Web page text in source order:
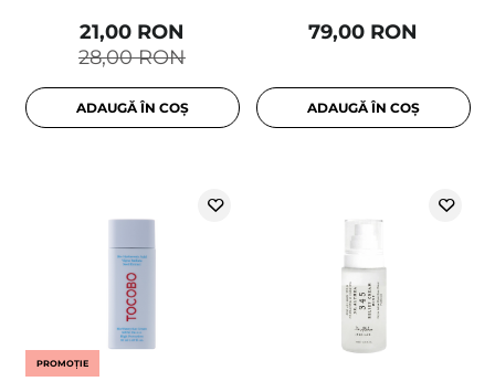
28,00 RON
21,00 RON
ADAUGĂ ÎN COȘ
79,00 RON
ADAUGĂ ÎN COȘ
PROMOȚIE